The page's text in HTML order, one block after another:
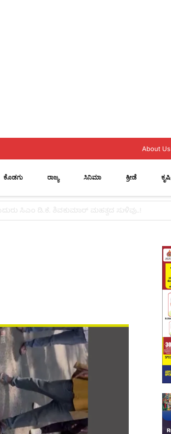
About Us
ಕೊಡಗು ರಾಜ್ಯ ಸಿನಿಮಾ ಕ್ರೀಡೆ ಕೃಷಿ